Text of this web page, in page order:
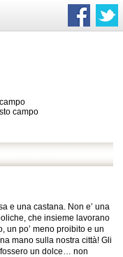
campo
e una castana. Non e’ una
che insieme lavorano
un po’ meno proibito e un
mano sulla nostra città! Gli
un dolce… non